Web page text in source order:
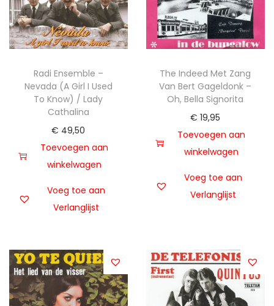
Radi Ensemble –
Nevada (A Girl I Used
To Know) / Lady
Cathalina
€ 49,50
Toevoegen aan
winkelwagen
Voeg toe aan
Verlanglijst
The Indeed Met Zang
Van Bert Gageldonk –
Oh, Bella Signorita
€ 19,95
Toevoegen aan
winkelwagen
Voeg toe aan
Verlanglijst